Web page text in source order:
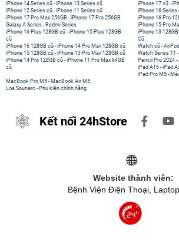
iPhone 14 Series cũ -iPhone 13 Series cũ
iPhone 12 Series cũ -iPhone 11 Series cũ
iPhone 17 Pro Max 256GB -iPhone 17 Pro 256GB
Galaxy A Series - Redmi Series
iPhone 17 cũ -
iPhone 16 Series
iPhone 16 Pro
iPhone 15 Pro
iPhone 16 Plus 128GB cũ -iPhone 15 Plus 128GB
cũ
iPhone 16 128GB cũ -iPhone 14 Pro Max 128GB cũ
iPhone 15 128GB cũ -iPhone 13 Pro Max 128GB cũ
iPhone 14 Pro 128GB cũ -iPhone 11 Pro Max 64GB
cũ
iPhone 13 128GB
Cũ
Watch cũ -
Watch Series 11 -
Pencil Pro 2024 -
iPad A16 -iPad
iPad Pro M5 -
MacBook Pro M5 - MacBook Air M5
Loa Sounarc - Phụ kiện chính hãng
Kết nối 24hStore
Website thành viên:
Bệnh Viện Điện Thoại,